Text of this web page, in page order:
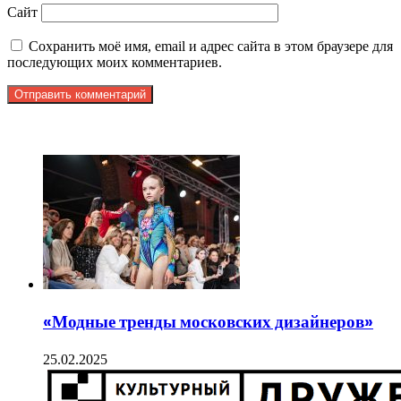
Сайт
Сохранить моё имя, email и адрес сайта в этом браузере для
последующих моих комментариев.
«Модные тренды московских дизайнеров»
25.02.2025